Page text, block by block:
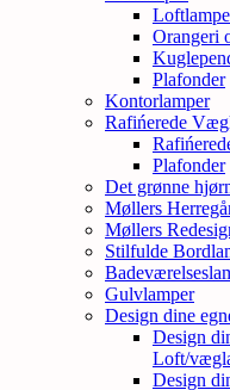
Orangeri
Plafonder
Kontorlamper
Rafińerede
Plafonder
Det grønne
Møllers
Møllers
Stilfulde
Gulvlamper
Design dine
Design
Loft/
Design